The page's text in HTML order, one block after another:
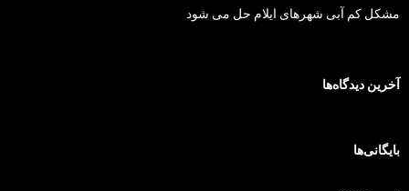
مشکل کم آبی شهرهای ایلام حل می شود
آخرین دیدگاه‌ها
بایگانی‌ها